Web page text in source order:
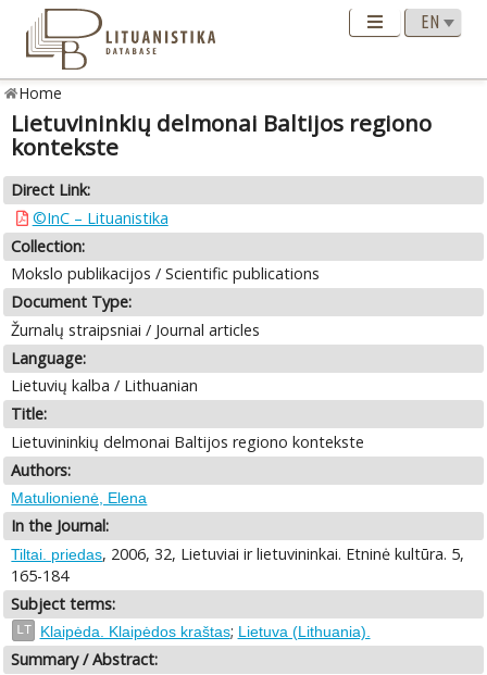
Home
Lietuvininkių delmonai Baltijos regiono
kontekste
Direct Link:
©InC – Lituanistika
Collection:
Mokslo publikacijos / Scientific publications
Document Type:
Žurnalų straipsniai / Journal articles
Language:
Lietuvių kalba / Lithuanian
Title:
Lietuvininkių delmonai Baltijos regiono kontekste
Authors:
Matulionienė, Elena
In the Journal:
Tiltai. priedas, 2006, 32, Lietuviai ir lietuvininkai. Etninė kultūra. 5,
165-184
Subject terms:
LT Klaipėda. Klaipėdos kraštas; Lietuva (Lithuania).
Summary / Abstract: